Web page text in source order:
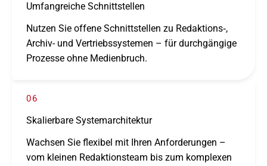
Umfangreiche Schnittstellen
Nutzen Sie offene Schnittstellen zu Redaktions‑,
Archiv- und Vertriebssystemen – für durch­gän­gige
Prozesse ohne Medienbruch.
06
Skalierbare Systemarchitektur
Wachsen Sie flexi­bel mit Ihren Anforderungen –
vom klei­nen Redaktionsteam bis zum komple­xen